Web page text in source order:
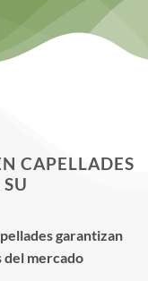
CAPELLADES
garantizan
del mercado